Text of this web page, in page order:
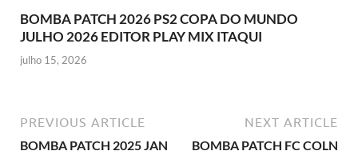
BOMBA PATCH 2026 PS2 COPA DO MUNDO
JULHO 2026 EDITOR PLAY MIX ITAQUI
julho 15, 2026
PREVIOUS ARTICLE
BOMBA PATCH 2025 JAN
NEXT ARTICLE
BOMBA PATCH FC COLN